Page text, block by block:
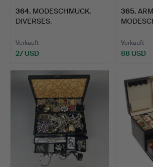
364. MODESCHMUCK,
DIVERSES.
Verkauft
27 USD
365.
Verkauft
88 USD